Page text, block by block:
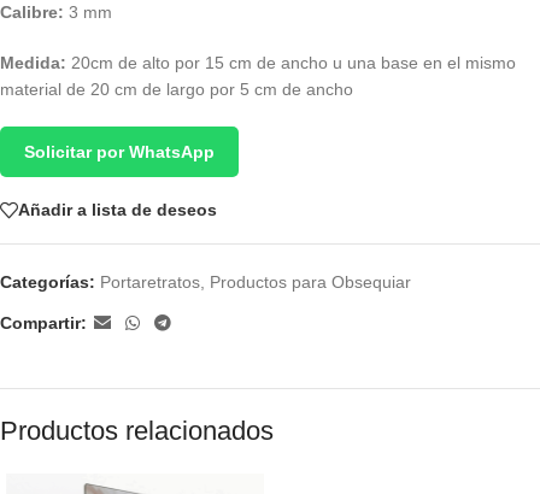
Calibre: 3 mm
Medida: 20cm de alto por 15 cm de ancho u una base en el mismo
material de 20 cm de largo por 5 cm de ancho
Solicitar por WhatsApp
Añadir a lista de deseos
Categorías: Portaretratos Productos para Obsequiar
Compartir:
Productos relacionados